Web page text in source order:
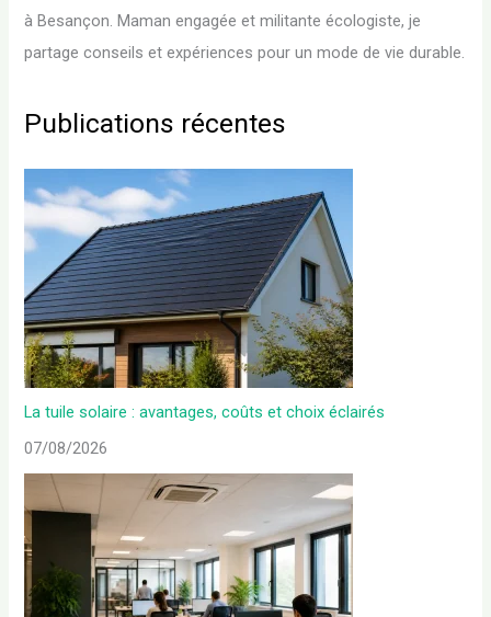
à Besançon. Maman engagée et militante écologiste, je
partage conseils et expériences pour un mode de vie durable.
Publications récentes
La tuile solaire : avantages, coûts et choix éclairés
07/08/2026